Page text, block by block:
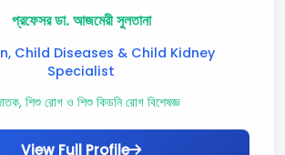
প্রফেসর ডা. আজমেরী সুলতানা
Child Diseases & Child Kidney
Specialist
শিশু রোগ ও শিশু কিডনি রোগ বিশেষজ্ঞ
View Full Profile